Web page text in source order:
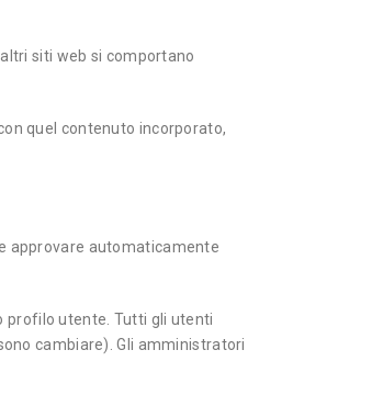
siti web si comportano
quel contenuto incorporato,
approvare automaticamente
profilo utente. Tutti gli utenti
cambiare). Gli amministratori